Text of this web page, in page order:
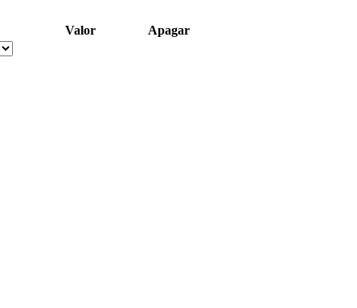
Valor Apagar